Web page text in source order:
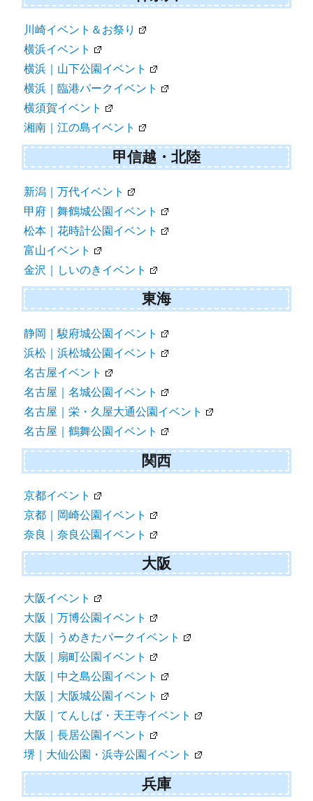
川崎イベント＆お祭り
横浜イベント
横浜｜山下公園イベント
横浜｜臨港パークイベント
横須賀イベント
湘南｜江の島イベント
甲信越・北陸
新潟｜万代イベント
甲府｜舞鶴城公園イベント
松本｜花時計公園イベント
富山イベント
金沢｜しいのきイベント
東海
静岡｜駿府城公園イベント
浜松｜浜松城公園イベント
名古屋イベント
名古屋｜名城公園イベント
名古屋｜栄・久屋大通公園イベント
名古屋｜鶴舞公園イベント
関西
京都イベント
京都｜岡崎公園イベント
奈良｜奈良公園イベント
大阪
大阪イベント
大阪｜万博公園イベント
大阪｜うめきたパークイベント
大阪｜扇町公園イベント
大阪｜中之島公園イベント
大阪｜大阪城公園イベント
大阪｜てんしば・天王寺イベント
大阪｜長居公園イベント
堺｜大仙公園・浜寺公園イベント
兵庫